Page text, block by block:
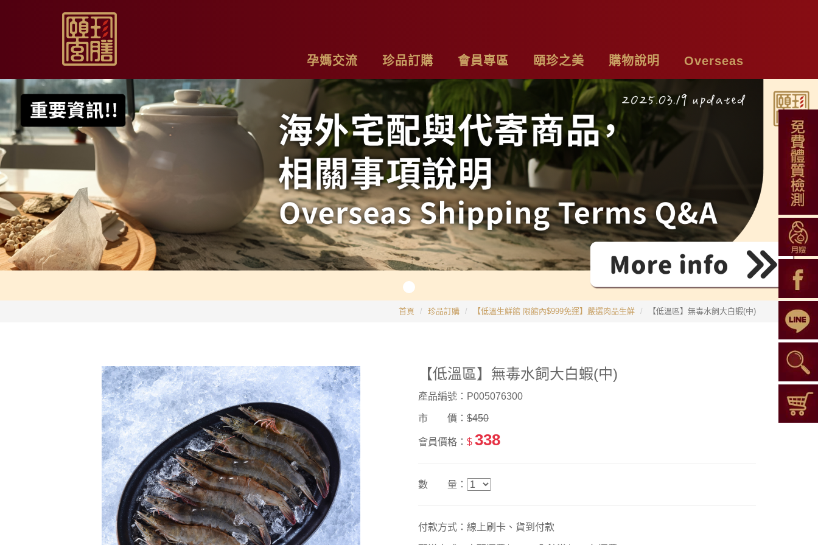
孕媽交流
最新消息
專欄作家
影片分享
珍品訂購
【限時促銷】玫瑰夏日亮麗計畫
【居家月子DIY】坐月子料理食材套組
【日常飲用】東方草本茶系列
【家庭食養】漢方藥膳燉包系列
【伴手送禮】烏骨滴雞精禮盒
【無禮盒自用】烏骨滴雞精家庭號
【台灣坐月子】月子周邊商品
【海外購物Oversea】滴雞精、30日坐月子調養套組
會員專區
基本資料
購物車
我的訂單
頤珍之美
品牌故事
聯絡我們
隱私權聲明
購物說明
購物須知
付款方式
配送方式
常見問題
退換貨說明
Overseas
Chicken Essence
Tea Bags
Soup Blend
Functional Herbal Tea
首頁 珍品訂購 【低溫生鮮館 限館內$999免運】嚴選肉品生鮮 【低溫區】無毒水飼大白蝦(中)
【低溫區】無毒水飼大白蝦(中)
產品編號：P005076300
市 價： $450
會員價格： $ 338
數 量：
付款方式：線上刷卡、貨到付款